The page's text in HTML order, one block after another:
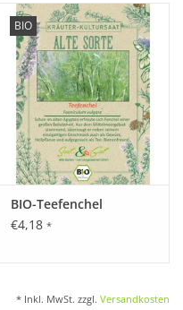
BIO
BIO-Teefenchel
€4,18 *
* Inkl. MwSt. zzgl. Versandkosten